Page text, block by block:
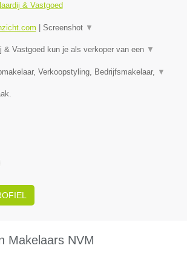
& Vastgoed
Screenshot ▼
& Vastgoed kun je als verkoper van een ▼
Verkoopstyling, Bedrijfsmakelaar, ▼
Makelaars NVM